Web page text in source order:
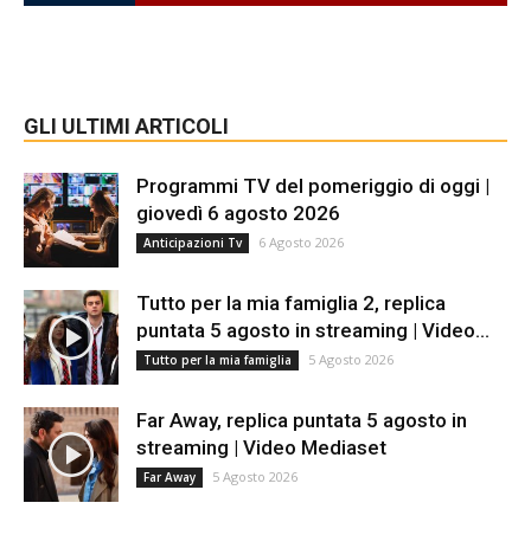
GLI ULTIMI ARTICOLI
Programmi TV del pomeriggio di oggi |
giovedì 6 agosto 2026
Anticipazioni Tv 6 Agosto 2026
Tutto per la mia famiglia 2, replica
puntata 5 agosto in streaming | Video...
Tutto per la mia famiglia 5 Agosto 2026
Far Away, replica puntata 5 agosto in
streaming | Video Mediaset
Far Away 5 Agosto 2026